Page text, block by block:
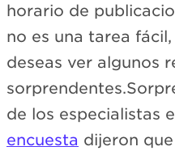
horario de
no es una tarea
deseas ver algunos
de los especialistas
encuesta dijeron